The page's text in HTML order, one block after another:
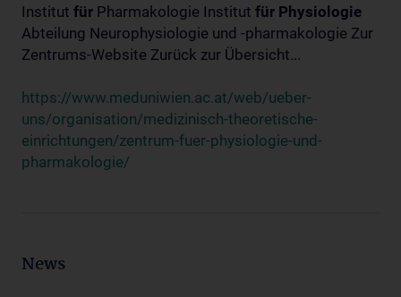
Institut für Pharmakologie Institut für Physiologie
Abteilung Neurophysiologie und -pharmakologie Zur
Zentrums-Website Zurück zur Übersicht...
https://www.meduniwien.ac.at/web/ueber-
uns/organisation/medizinisch-theoretische-
einrichtungen/zentrum-fuer-physiologie-und-
pharmakologie/
News